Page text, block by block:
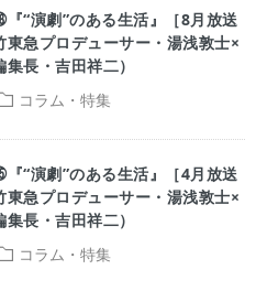
コラム・特集
『“演劇”のある生活』［8月放送
東急プロデューサー・湯浅敦士×
長・吉田祥二）
コラム・特集
『“演劇”のある生活』［4月放送
東急プロデューサー・湯浅敦士×
長・吉田祥二）